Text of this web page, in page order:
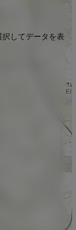
してデータを表